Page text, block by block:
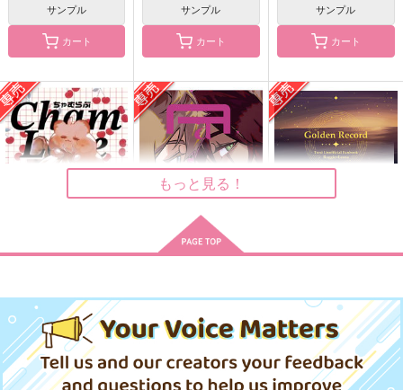
ちっくたっく
787円 （税込）
フロイド・リーチ
Asupara town
472 円（税込）
ラギー×レオナ
サンプル
NRCAMPASLIFES8
ザクロジック
660円（税込）
レオナ×ラギー
サンプル
カート
サンプル
カート
サンプル
カート
Asupara town
専売 472 （税込）
その他 ラギー×レオナ
サンプル
野菜サンド専門店
専売 959円（税込）
サンプル
箱庭のゆめ
専売 787円（税込）
ラギー×レオナ
サンプル
もっと見る！